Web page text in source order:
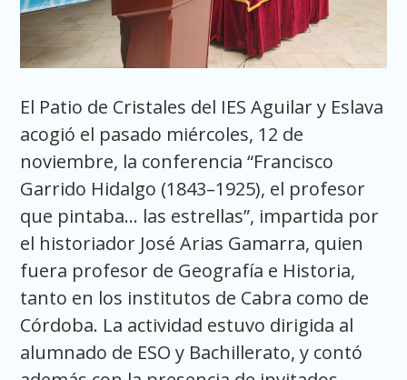
El Patio de Cristales del IES Aguilar y Eslava
acogió el pasado miércoles, 12 de
noviembre, la conferencia “Francisco
Garrido Hidalgo (1843–1925), el profesor
que pintaba… las estrellas”, impartida por
el historiador José Arias Gamarra, quien
fuera profesor de Geografía e Historia,
tanto en los institutos de Cabra como de
Córdoba. La actividad estuvo dirigida al
alumnado de ESO y Bachillerato, y contó